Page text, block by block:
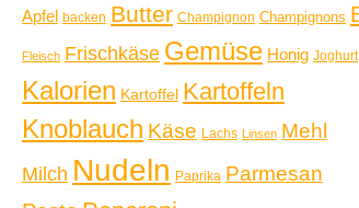
Apfel backen Butter Champignon Champignons
Fleisch Frischkäse Gemüse Honig Joghurt
Kalorien Kartoffel Kartoffeln
Knoblauch Käse Lachs Linsen Mehl
Milch Nudeln Paprika Parmesan